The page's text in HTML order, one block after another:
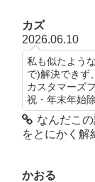
カズ
2026.06.10
私も似たよう
で)解決できず
カスタマーズ
祝・年末年始除
なんだこ
をとにかく解
かおる